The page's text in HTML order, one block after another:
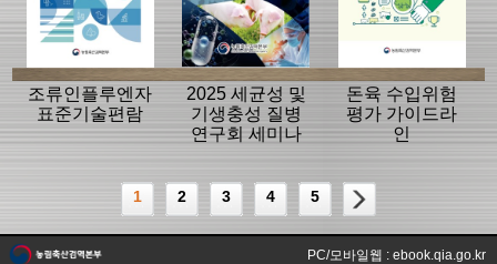
조류인플루엔자
표준기술편람
2025 세균성 및
기생충성 질병
연구회 세미나
돈육 수입위험
평가 가이드라
인
1 2 3 4 5
PC/모바일웹 : ebook.qia.go.kr